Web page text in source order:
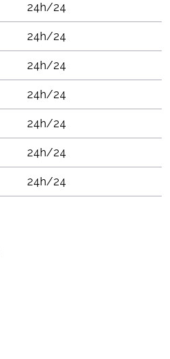
24h/24
24h/24
24h/24
24h/24
24h/24
24h/24
24h/24